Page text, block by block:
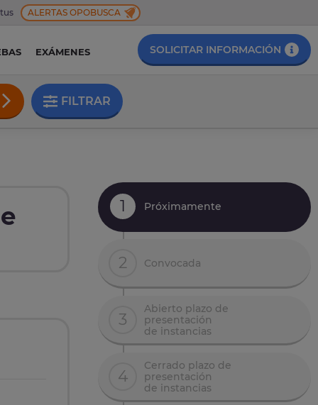
ALERTAS OPOBUSCA
EXÁMENES SOLICITAR INFORMACIÓN
FILTRAR
1 Próximamente
2 Convocada
3
Abierto plazo de
presentación
de instancias
4
Cerrado plazo de
presentación
de instancias